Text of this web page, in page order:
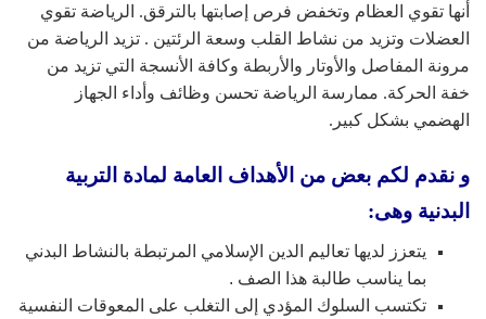
أنها تقوي العظام وتخفض فرص إصابتها بالترقق. الرياضة تقوي
العضلات وتزيد من نشاط القلب وسعة الرئتين . تزيد الرياضة من
مرونة المفاصل والأوتار والأربطة وكافة الأنسجة التي تزيد من
خفة الحركة. ممارسة الرياضة تحسن وظائف وأداء الجهاز
الهضمي بشكل كبير.
و نقدم لكم بعض من الأهداف العامة لمادة التربية
البدنية وهى:
يتعزز لديها تعاليم الدين الإسلامي المرتبطة بالنشاط البدني
بما يناسب طالبة هذا الصف .
تكتسب السلوك المؤدي إلى التغلب على المعوقات النفسية